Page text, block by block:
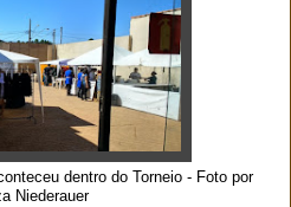
dentro do Torneio - Foto por
Niederauer